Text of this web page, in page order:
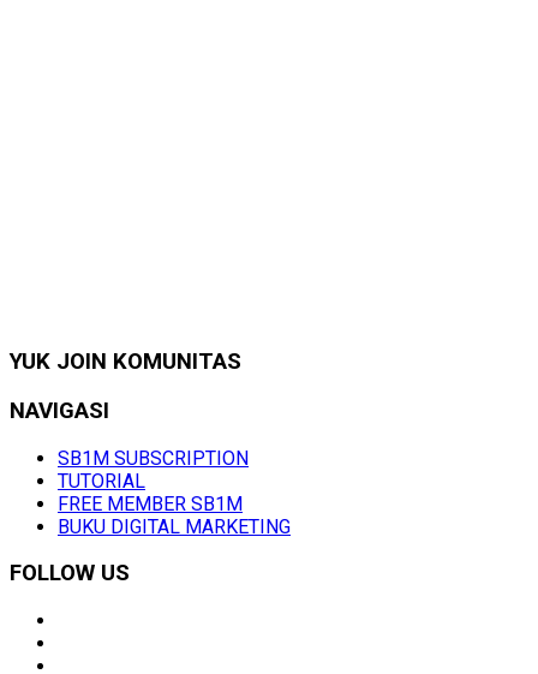
YUK JOIN KOMUNITAS
NAVIGASI
SB1M SUBSCRIPTION
TUTORIAL
FREE MEMBER SB1M
BUKU DIGITAL MARKETING
FOLLOW US